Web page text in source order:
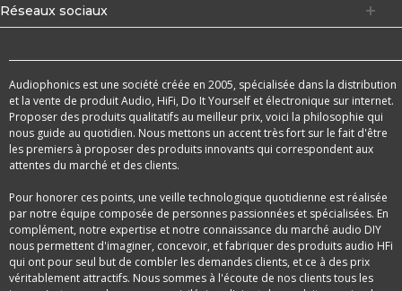
Réseaux sociaux
Audiophonics est une société créée en 2005, spécialisée dans la distribution
et la vente de produit Audio, HiFi, Do It Yourself et électronique sur internet.
Proposer des produits qualitatifs au meilleur prix, voici la philosophie qui
nous guide au quotidien. Nous mettons un accent très fort sur le fait d'être
les premiers à proposer des produits innovants qui correspondent aux
attentes du marché et des clients.
Pour honorer ces points, une veille technologique quotidienne est réalisée
par notre équipe composée de personnes passionnées et spécialisées. En
complément, notre expertise et notre connaissance du marché audio DIY
nous permettent d'imaginer, concevoir, et fabriquer des produits audio HFi
qui ont pour seul but de combler les demandes clients, et ce à des prix
véritablement attractifs. Nous sommes à l'écoute de nos clients tous les